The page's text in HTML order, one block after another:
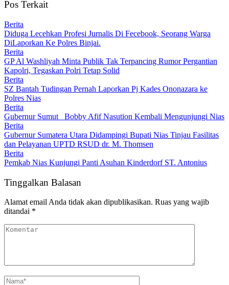
Pos Terkait
Berita
Diduga Lecehkan Profesi Jurnalis Di Fecebook, Seorang Warga
DiLaporkan Ke Polres Binjai.
Berita
GP Al Washliyah Minta Publik Tak Terpancing Rumor Pergantian
Kapolri, Tegaskan Polri Tetap Solid
Berita
SZ Bantah Tudingan Pernah Laporkan Pj Kades Ononazara ke
Polres Nias
Berita
Gubernur Sumut Bobby Afif Nasution Kembali Mengunjungi Nias
Berita
Gubernur Sumatera Utara Didampingi Bupati Nias Tinjau Fasilitas
dan Pelayanan UPTD RSUD dr. M. Thomsen
Berita
Pemkab Nias Kunjungi Panti Asuhan Kinderdorf ST. Antonius
Tinggalkan Balasan
Alamat email Anda tidak akan dipublikasikan. Ruas yang wajib
ditandai *